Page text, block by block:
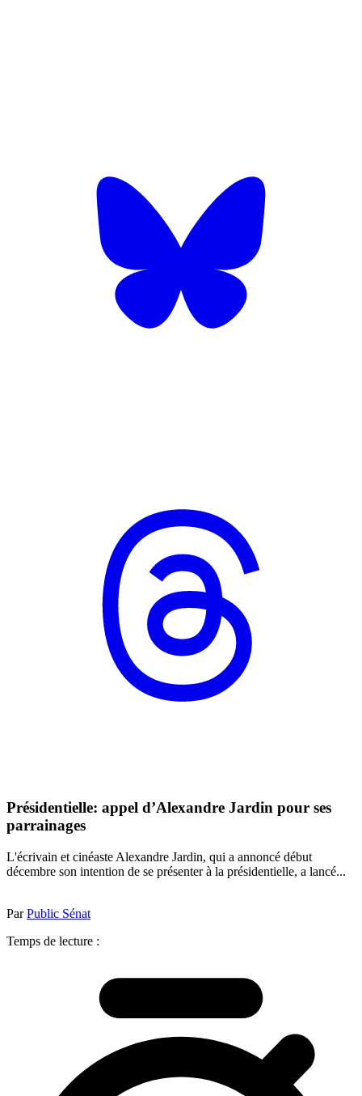
Présidentielle: appel d’Alexandre Jardin pour ses
parrainages
L'écrivain et cinéaste Alexandre Jardin, qui a annoncé début
décembre son intention de se présenter à la présidentielle, a lancé...
ParPublic Sénat
Temps de lecture :